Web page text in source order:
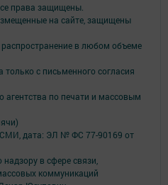
права защищены.
на сайте, защищены
распространение в любом объеме
с письменного согласия
агентства по печати и массовым
СМИ, дата: ЭЛ № ФС 77-90169 от
в сфере связи,
коммуникаций